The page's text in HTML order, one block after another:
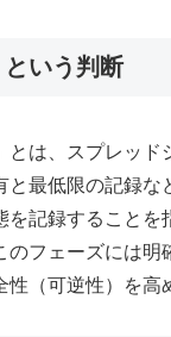
いう判断
とは、スプレッド
と最低限の記録な
を記録することを
フェーズには明
（可逆性）を高